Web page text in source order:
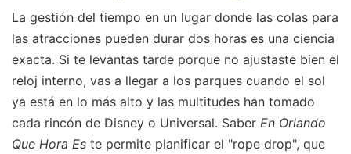
La gestión del tiempo en un lugar donde las colas para
las atracciones pueden durar dos horas es una ciencia
exacta. Si te levantas tarde porque no ajustaste bien el
reloj interno, vas a llegar a los parques cuando el sol
ya está en lo más alto y las multitudes han tomado
cada rincón de Disney o Universal. Saber En Orlando
Que Hora Es te permite planificar el "rope drop", que